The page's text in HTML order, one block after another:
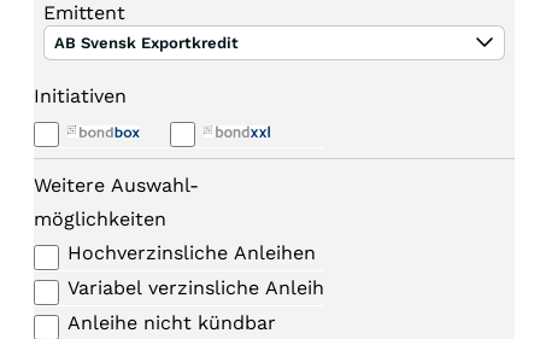
Emittent
AB Svensk Exportkredit
Initiativen
Weitere Auswahl-
möglichkeiten
Hochverzinsliche Anleihen
Variabel verzinsliche Anleihen
Anleihe nicht kündbar